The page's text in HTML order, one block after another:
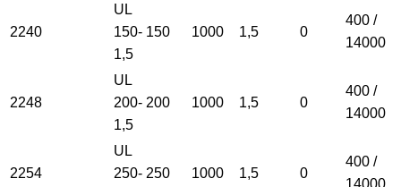
2240
UL
150-
1,5
150 1000 1,5 0
400 /
14000
2248
UL
200-
1,5
200 1000 1,5 0
400 /
14000
2254
UL
250- 250 1000 1,5 0
400 /
14000